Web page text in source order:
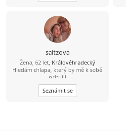
saitzova
Žena, 62 let, Královéhradecký
Hledám chlapa, který by mě k sobě
pritulil
Seznámit se